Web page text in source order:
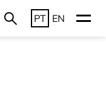
PT EN